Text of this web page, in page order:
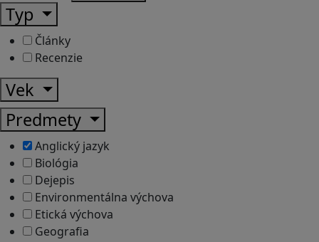
Typ
Články
Recenzie
Vek
Predmety
Anglický jazyk
Biológia
Dejepis
Environmentálna výchova
Etická výchova
Geografia